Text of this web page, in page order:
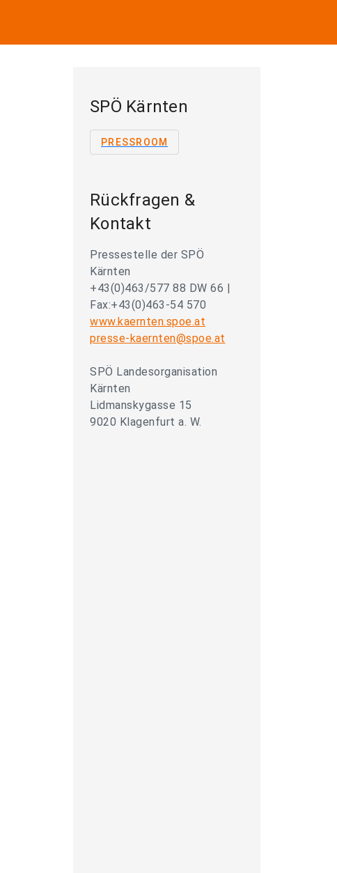
SPÖ Kärnten
PRESSROOM
Rückfragen &
Kontakt
Pressestelle der SPÖ
Kärnten
+43(0)463/577 88 DW 66 |
Fax:+43(0)463-54 570
www.kaernten.spoe.at
presse-kaernten@spoe.at
SPÖ Landesorganisation
Kärnten
Lidmanskygasse 15
9020 Klagenfurt a. W.